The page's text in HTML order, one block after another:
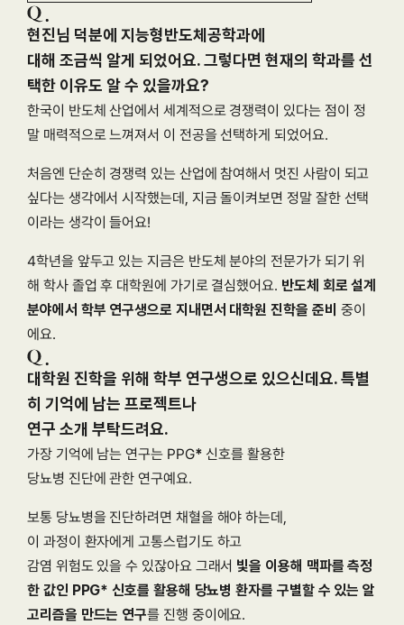
현진님 덕분에 지능형반도체공학과에
대해 조금씩 알게 되었어요. 그렇다면 현재의 학과를 선
택한 이유도 알 수 있을까요?
한국이 반도체 산업에서 세계적으로 경쟁력이 있다는 점이 정
말 매력적으로 느껴져서 이 전공을 선택하게 되었어요.
처음엔 단순히 경쟁력 있는 산업에 참여해서 멋진 사람이 되고
싶다는 생각에서 시작했는데, 지금 돌이켜보면 정말 잘한 선택
이라는 생각이 들어요!
4학년을 앞두고 있는 지금은 반도체 분야의 전문가가 되기 위
해 학사 졸업 후 대학원에 가기로 결심했어요. 반도체 회로 설계
분야에서 학부 연구생으로 지내면서 대학원 진학을 준비 중이
에요.
대학원 진학을 위해 학부 연구생으로 있으신데요. 특별
히 기억에 남는 프로젝트나
연구 소개 부탁드려요.
가장 기억에 남는 연구는 PPG* 신호를 활용한
당뇨병 진단에 관한 연구예요.
보통 당뇨병을 진단하려면 채혈을 해야 하는데,
이 과정이 환자에게 고통스럽기도 하고
감염 위험도 있을 수 있잖아요 그래서 빛을 이용해 맥파를 측정
한 값인 PPG* 신호를 활용해 당뇨병 환자를 구별할 수 있는 알
고리즘을 만드는 연구를 진행 중이에요.